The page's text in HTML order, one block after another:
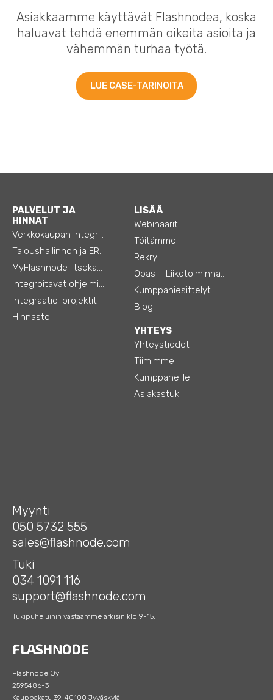
Asiakkaamme käyttävät Flashnodea, koska
haluavat tehdä enemmän oikeita asioita ja
vähemmän turhaa työtä.
LUE CASE-TARINOITA
PALVELUT JA
HINNAT
Integraatio-projektit
Hinnasto
LISÄÄ
Webinaarit
Töitämme
Rekry
Kumppaniesittelyt
Blogi
YHTEYS
Yhteystiedot
Tiimimme
Kumppaneille
Asiakastuki
Myynti
050 5732 555
sales@flashnode.com
Tuki
034 1091 116
support@flashnode.com
Tukipuheluihin vastaamme arkisin klo 9-15.
Flashnode Oy
2595486-3
Kauppakatu 39, 40100 Jyväskylä